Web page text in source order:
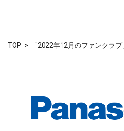
TOP 「2022年12月のファンクラ